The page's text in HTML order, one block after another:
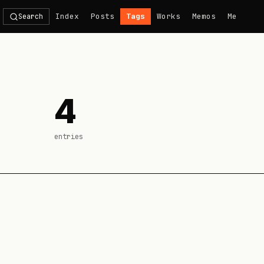
Search Index Posts Tags Works Memos Me
4
entries